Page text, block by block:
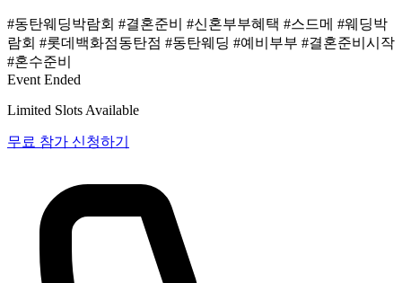
#동탄웨딩박람회 #결혼준비 #신혼부부혜택 #스드메 #웨딩박
람회 #롯데백화점동탄점 #동탄웨딩 #예비부부 #결혼준비시작
#혼수준비
Event Ended
Limited Slots Available
무료 참가 신청하기